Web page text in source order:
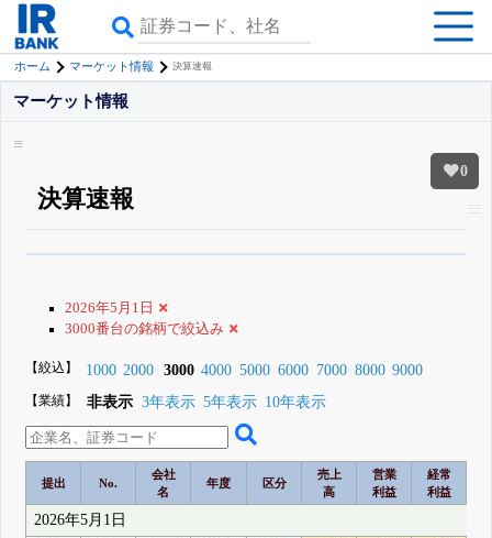
ホーム マーケット情報 決算速報
0
マーケット情報
決算速報
登録すると永久30%OFFと米株版の先行利用も付きます
2026年5月1日
3000番台の銘柄で絞込み
【絞込】 1000 2000 3000 4000 5000 6000 7000 8000 9000
【業績】 非表示 3年表示 5年表示 10年表示
提出 No.
会社
名
年度 区分
売上
高
営業
利益
経常
利益
2026年5月1日